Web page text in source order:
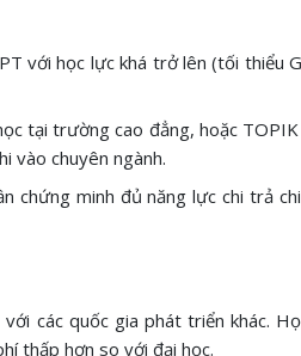
với học lực khá trở lên (tối thiểu
tại trường cao đẳng, hoặc
vào chuyên ngành.
chứng minh đủ năng lực chi trả
các quốc gia phát triển khác.
thấp hơn so với đại học.